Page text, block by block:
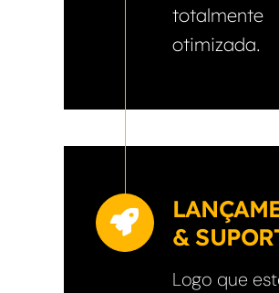
totalmente
otimizada.
&
Logo que